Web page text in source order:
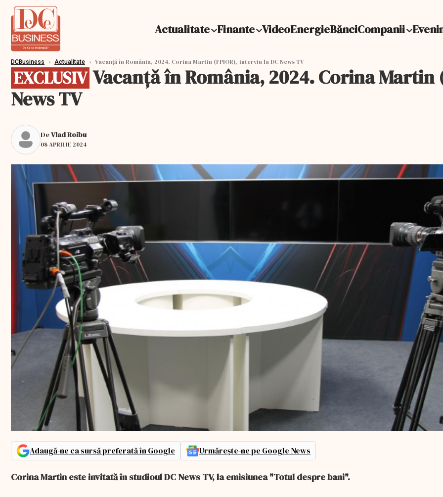
Actualitate Finante VideoEnergieBănciCompanii
DCBusiness › Actualitate › Vacanţă în România, 2024. Corina Martin (FPIOR), interviu la DC News TV
EXCLUSIV Vacanţă în România, 2024. Corina Martin
News TV
DeVlad Roibu
08 APRILIE 2024
Adaugă-ne ca sursă preferată în Google Urmărește-ne pe Google News
Corina Martin este invitată în studioul DC News TV, la emisiunea "Totul despre bani".